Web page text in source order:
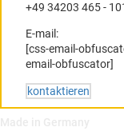
+49 34203 465 -
E-mail:
[css-email-
email-obfuscator]
kontaktieren